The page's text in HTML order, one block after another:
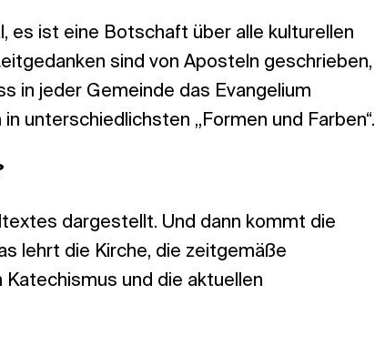
es ist eine Botschaft über alle kulturellen
sind von Aposteln geschrieben,
in jeder Gemeinde das Evangelium
unterschiedlichsten „Formen und Farben“.
dargestellt. Und dann kommt die
lehrt die Kirche, die zeitgemäße
und die aktuellen